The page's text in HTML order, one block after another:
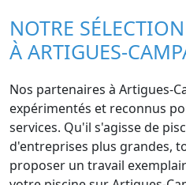
NOTRE
À ARTIGUES-
Nos partenaires à Artigues-
expérimentés et reconnus
services. Qu'il s'agisse de
d'entreprises plus grandes,
proposer un travail